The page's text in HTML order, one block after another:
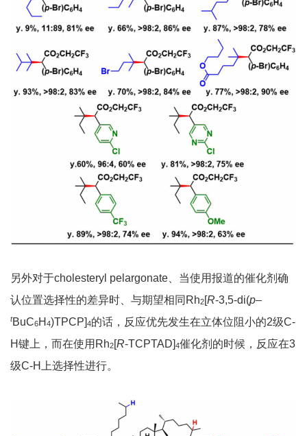
另外对于cholesteryl pelargonate、当使用报道的催化剂确
认位置选择性的差异时、与期望相同Rh2[R-3,5-di(p–
tBuC6H 4)TPCP]4的话，反应优先发生在立体位阻小的2级C-
H键上，而在使用Rh2[R-TCPTAD]4催化剂的时候，反应在3
级C-H上选择性进行。